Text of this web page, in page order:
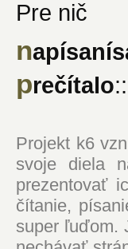
Pre nič
n
prečítalo
Projekt k6
svoje diela
prezentovať
čítanie,
super ľuďom.